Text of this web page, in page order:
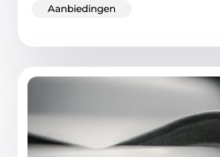
Aanbiedingen